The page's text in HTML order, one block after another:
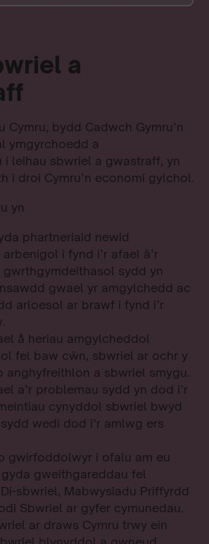
a
Cymru, bydd Cadwch Gymru’n
ymgyrchoedd a
i leihau sbwriel a gwastraff, yn
i droi Cymru’n economi gylchol.
yn
phartneriaid newid
i fynd i’r afael â’r
sydd yn
gwael yr amgylchedd ac
arloesol ar brawf i fynd i’r
å heriau amgylcheddol
fel baw cŵn, sbwriel ar ochr y
anghyfreithlon a sbwriel smygu.
a’r problemau sydd yn dod i’r
cynyddol sbwriel bwyd
wedi dod i’r amlwg ers
gwirfoddolwyr i ofalu am eu
gweithgareddau fel
sbwriel, Mabwysiadu Priffyrdd
Sbwriel ar gyfer cymunedau.
ar draws Cymru trwy ein